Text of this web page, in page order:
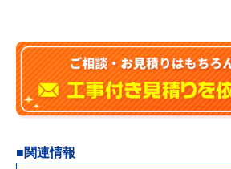
■関連情報